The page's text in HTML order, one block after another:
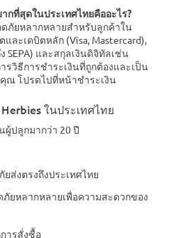
กที่สุดในประเทศไทยคืออะไร?
ดภัยหลากหลายสำหรับลูกค้าใน
ละเดบิตหลัก (Visa, Mastercard),
SEPA) และสกุลเงินดิจิทัลเช่น
รวิธีการชำระเงินที่ถูกต้องและเป็น
ณ โปรดไปที่หน้าชำระเงิน
ในประเทศไทย
ผู้ปลูกมากว่า 20 ปี
ส่งตรงถึงประเทศไทย
ยหลากหลายเพื่อความสะดวกของ
ารสั่งซื้อ